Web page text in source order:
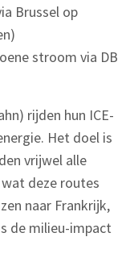
Brussel op
stroom via DB
rijden hun ICE-
Het doel is
vrijwel alle
deze routes
naar Frankrijk,
de milieu-impact